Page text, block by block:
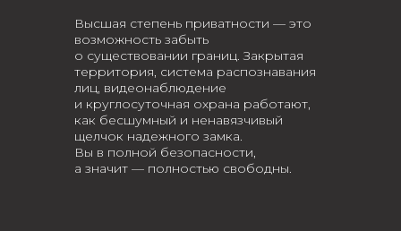
Высшая степень приватности — это
возможность забыть
о существовании границ. Закрытая
территория, система распознавания
лиц, видеонаблюдение
и круглосуточная охрана работают,
как бесшумный и ненавязчивый
щелчок надежного замка.
Вы в полной безопасности,
а значит — полностью свободны.